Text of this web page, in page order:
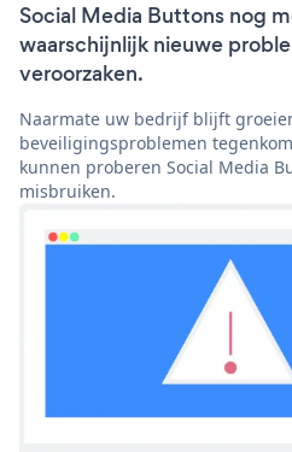
Social Media Buttons nog
waarschijnlijk nieuwe
veroorzaken.
Naarmate uw bedrijf blijft
beveiligingsproblemen
kunnen proberen Social Media
misbruiken.